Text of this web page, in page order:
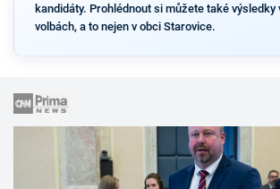
kandidáty. Prohlédnout si můžete také výsledky
volbách, a to nejen v obci Starovice.